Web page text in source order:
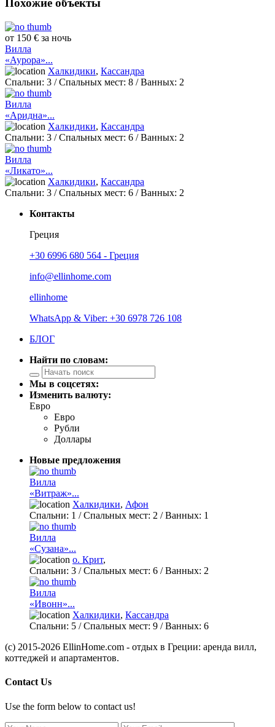
Похожие объекты
от 150 € за ночь
Вилла
«Аурора»...
Халкидики, Кассандра
Спальни: 3 / Спальных мест: 8 /Ванных: 2
Вилла
«Аридна»...
Халкидики, Кассандра
Спальни: 3 / Спальных мест: 6 /Ванных: 2
Вилла
«Ликато»...
Халкидики, Кассандра
Спальни: 3 / Спальных мест: 6 /Ванных: 2
Контакты
Греция
+30 6996 680 564 - Греция
info@ellinhome.com
ellinhome
WhatsApp & Viber: +30 6978 726 108
БЛОГ
Найти по словам:
Мы в соцсетях:
Изменить валюту:
Евро
Евро
Рубли
Доллары
Новые предложения
Вилла
«Витраж»...
Халкидики, Афон
Спальни: 1 / Спальных мест: 2 /Ванных: 1
Вилла
«Сузана»...
о. Крит,
Спальни: 3 / Спальных мест: 6 /Ванных: 2
Вилла
«Ивонн»...
Халкидики, Кассандра
Спальни: 5 / Спальных мест: 9 /Ванных: 6
(c) 2015-2026 EllinHome.com - отдых в Греции: аренда вилл,
коттеджей и апартаментов.
Contact Us
Use the form below to contact us!